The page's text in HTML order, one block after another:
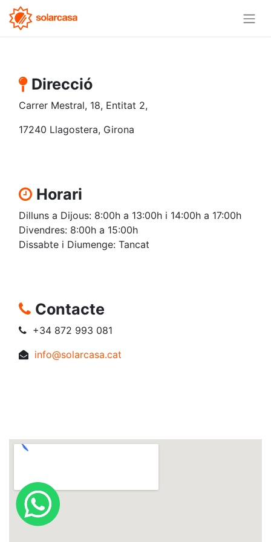
Direcció
Carrer Mestral, 18, Entitat 2,
17240 Llagostera, Girona
Horari
Dilluns a Dijous: 8:00h a 13:00h i 14:00h a 17:00h
Divendres: 8:00h a 15:00h
Dissabte i Diumenge: Tancat
Contacte
+34 872 993 081
info@solarcasa.cat